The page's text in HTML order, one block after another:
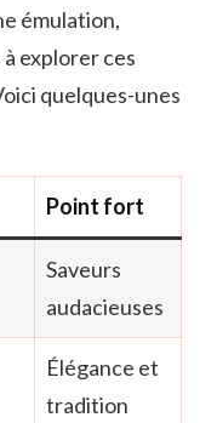
émulation,
explorer ces
quelques-unes
Point fort
Saveurs
audacieuses
Élégance et
tradition